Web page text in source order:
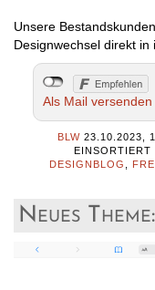
Unsere
Designwechsel direkt
Als Mail versenden
BLW 23.10.2023,
EINSORTIERT
DESIGNBLOG
Neues